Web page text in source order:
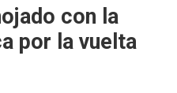
con la
por la vuelta